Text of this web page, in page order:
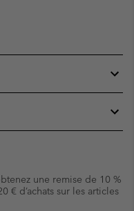
une remise de 10 %
€ d’achats sur les articles